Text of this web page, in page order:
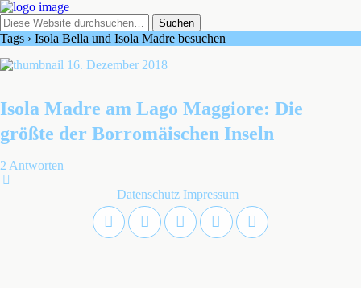
Tags › Isola Bella und Isola Madre besuchen
16. Dezember 2018
Isola Madre am Lago Maggiore: Die
größte der Borromäischen Inseln
2 Antworten
Datenschutz Impressum